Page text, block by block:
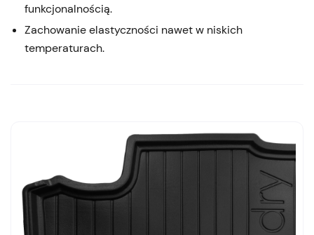
funkcjonalnością.
Zachowanie elastyczności nawet w niskich
temperaturach.